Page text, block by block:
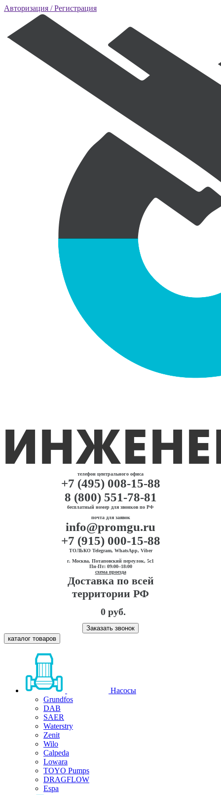
Авторизация / Регистрация
телефон центрального офиса
+7 (495) 008-15-88
8 (800) 551-78-81
бесплатный номер для звонков по РФ
почта для заявок
info@promgu.ru
+7 (915) 000-15-88
ТОЛЬКО Telegram, WhatsApp, Viber
г. Москва, Потаповский переулок, 5с1
Пн-Пт: 09:00–18:00
схема проезда
Доставка по всей
территории РФ
0 руб.
Заказать звонок
каталог товаров
Насосы
Grundfos
DAB
SAER
Waterstry
Zenit
Wilo
Calpeda
Lowara
TOYO Pumps
DRAGFLOW
Espa